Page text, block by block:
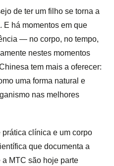
de ter um filho se torna a
E há momentos em que
— no corpo, no tempo,
nestes momentos
tem mais a oferecer:
uma forma natural e
nas melhores
clínica e um corpo
que documenta a
MTC são hoje parte